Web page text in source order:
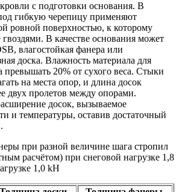
с подготовки основания. В
гибкую черепицу применяют
ровной поверхностью, к которому
В качестве основания может
влагостойкая фанера или
доска. Влажность материала для
превышать 20% от сухого веса. Стыки
на места опор, и длина досок
двух пролетов между опорами.
досок, вызываемое
и температуры, оставив достаточный
при разной величине шага стропил
расчётом) при снеговой нагрузке 1,8
1,0 kН